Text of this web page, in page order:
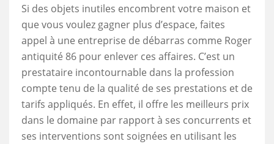
Si des objets inutiles encombrent votre maison et
que vous voulez gagner plus d’espace, faites
appel à une entreprise de débarras comme Roger
antiquité 86 pour enlever ces affaires. C’est un
prestataire incontournable dans la profession
compte tenu de la qualité de ses prestations et de
tarifs appliqués. En effet, il offre les meilleurs prix
dans le domaine par rapport à ses concurrents et
ses interventions sont soignées en utilisant les